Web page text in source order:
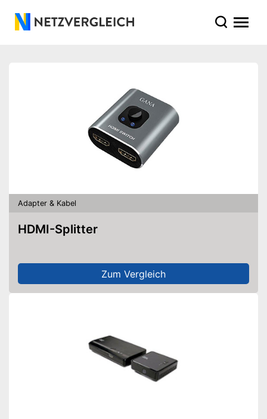
Adapter & Kabel
HDMI-Splitter
Zum Vergleich